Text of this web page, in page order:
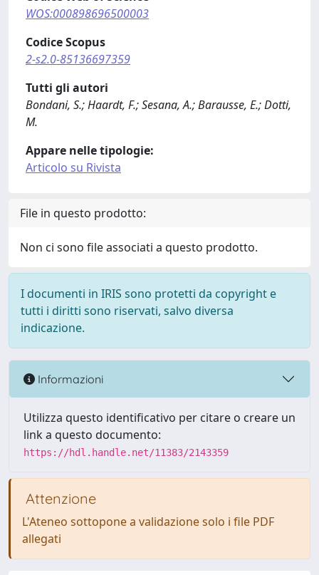
WOS:000898696500003
Codice Scopus
2-s2.0-85136697359
Tutti gli autori
Bondani, S.; Haardt, F.; Sesana, A.; Barausse, E.; Dotti,
M.
Appare nelle tipologie:
Articolo su Rivista
File in questo prodotto:
Non ci sono file associati a questo prodotto.
I documenti in IRIS sono protetti da copyright e
tutti i diritti sono riservati, salvo diversa
indicazione.
Informazioni
Utilizza questo identificativo per citare o creare un
link a questo documento:
https://hdl.handle.net/11383/2143359
Attenzione
L'Ateneo sottopone a validazione solo i file PDF
allegati